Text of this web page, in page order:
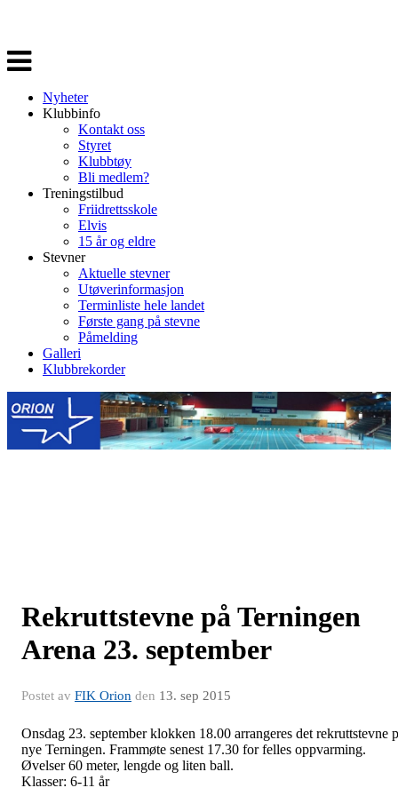
Veksle
navigasjon
Nyheter
Klubbinfo
Kontakt oss
Styret
Klubbtøy
Bli medlem?
Treningstilbud
Friidrettsskole
Elvis
15 år og eldre
Stevner
Aktuelle stevner
Utøverinformasjon
Terminliste hele landet
Første gang på stevne
Påmelding
Galleri
Klubbrekorder
Rekruttstevne på Terningen
Arena 23. september
Postet av FIK Orion den 13. sep 2015
Onsdag 23. september klokken 18.00 arrangeres det rekruttstevne
nye Terningen. Frammøte senest 17.30 for felles oppvarming.
Øvelser 60 meter, lengde og liten ball.
Klasser: 6-11 år